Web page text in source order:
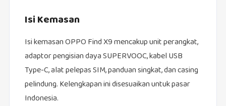
Isi Kemasan
Isi kemasan OPPO Find X9 mencakup unit perangkat,
adaptor pengisian daya SUPERVOOC, kabel USB
Type-C, alat pelepas SIM, panduan singkat, dan casing
pelindung. Kelengkapan ini disesuaikan untuk pasar
Indonesia.